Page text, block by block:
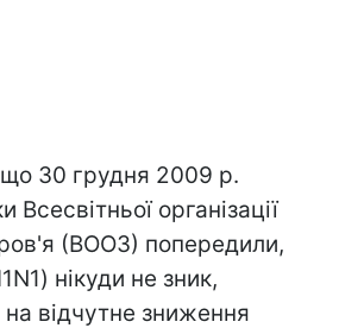
30 грудня 2009 р.
Всесвітньої організації
(ВООЗ) попередили,
нікуди не зник,
відчутне зниження